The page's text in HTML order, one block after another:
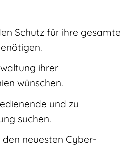
Schutz für ihre gesamte
ihrer
wünschen.
und zu
suchen.
neuesten Cyber-